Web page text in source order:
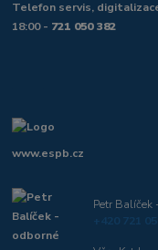
Telefon servis,
18:00 - 721 050 382
www.espb.cz
Petr Balíček
+420 721